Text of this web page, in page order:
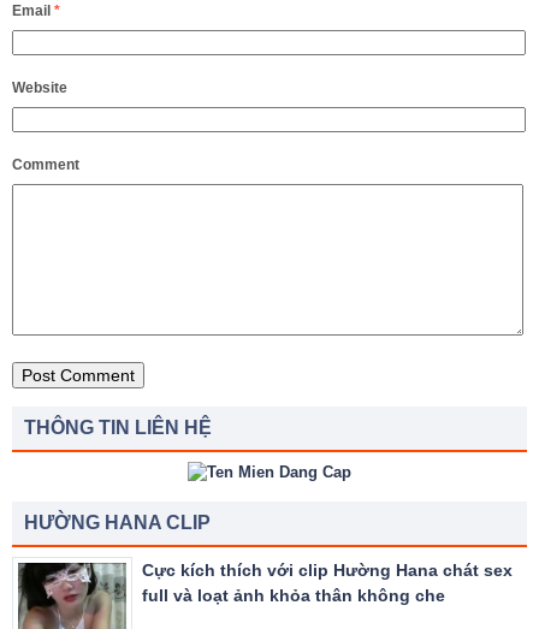
Email *
Website
Comment
THÔNG TIN LIÊN HỆ
HƯỜNG HANA CLIP
Cực kích thích với clip Hường Hana chát sex
full và loạt ảnh khỏa thân không che